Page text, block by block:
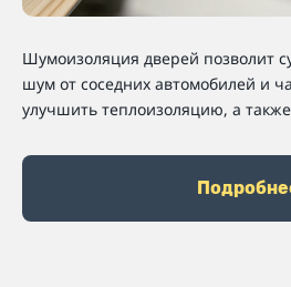
Шумоизоляция дверей позволит
шум от соседних автомобилей и
улучшить теплоизоляцию, а